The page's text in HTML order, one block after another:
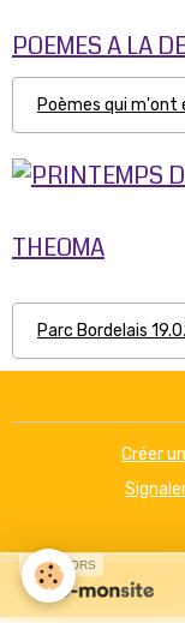
POEMES A LA
Poèmes qui m'ont
THEOMA
Parc Bordelais
Créer
SPONSORS